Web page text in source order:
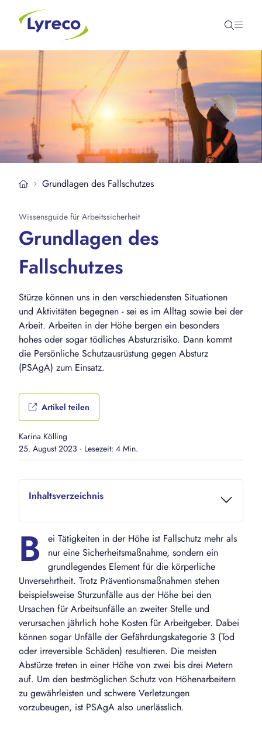
Grundlagen des Fallschutzes
Wissensguide für Arbeitssicherheit
Grundlagen des
Fallschutzes
Stürze können uns in den verschiedensten Situationen
und Aktivitäten begegnen - sei es im Alltag sowie bei der
Arbeit. Arbeiten in der Höhe bergen ein besonders
hohes oder sogar tödliches Absturzrisiko. Dann kommt
die Persönliche Schutzausrüstung gegen Absturz
(PSAgA) zum Einsatz.
Artikel teilen
Karina Kölling
25. August 2023 · Lesezeit: 4 Min.
Inhaltsverzeichnis
B
ei Tätigkeiten in der Höhe ist Fallschutz mehr als
nur eine Sicherheitsmaßnahme, sondern ein
grundlegendes Element für die körperliche
Unversehrtheit. Trotz Präventionsmaßnahmen stehen
beispielsweise Sturzunfälle aus der Höhe bei den
Ursachen für Arbeitsunfälle an zweiter Stelle und
verursachen jährlich hohe Kosten für Arbeitgeber. Dabei
können sogar Unfälle der Gefährdungskategorie 3 (Tod
oder irreversible Schäden) resultieren. Die meisten
Abstürze treten in einer Höhe von zwei bis drei Metern
auf. Um den bestmöglichen Schutz von Höhenarbeitern
zu gewährleisten und schwere Verletzungen
vorzubeugen, ist PSAgA also unerlässlich.